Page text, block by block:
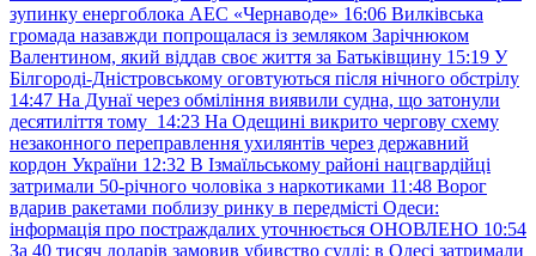
зупинку енергоблока АЕС «Чернаводе» 16:06 Вилківська
громада назавжди попрощалася із земляком Зарічнюком
Валентином, який віддав своє життя за Батьківщину 15:19 У
Білгороді-Дністровському оговтуються після нічного обстрілу
14:47 На Дунаї через обміління виявили судна, що затонули
десятиліття тому 14:23 На Одещині викрито чергову схему
незаконного переправлення ухилянтів через державний
кордон України 12:32 В Ізмаїльському районі нацгвардійці
затримали 50-річного чоловіка з наркотиками 11:48 Ворог
вдарив ракетами поблизу ринку в передмісті Одеси:
інформація про постраждалих уточнюється ОНОВЛЕНО 10:54
За 40 тисяч доларів замовив убивство судді: в Одесі затримали